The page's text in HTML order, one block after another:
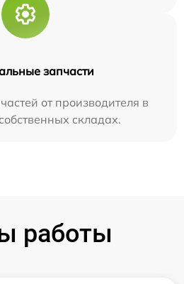
запчасти
от производителя в
складах.
работы